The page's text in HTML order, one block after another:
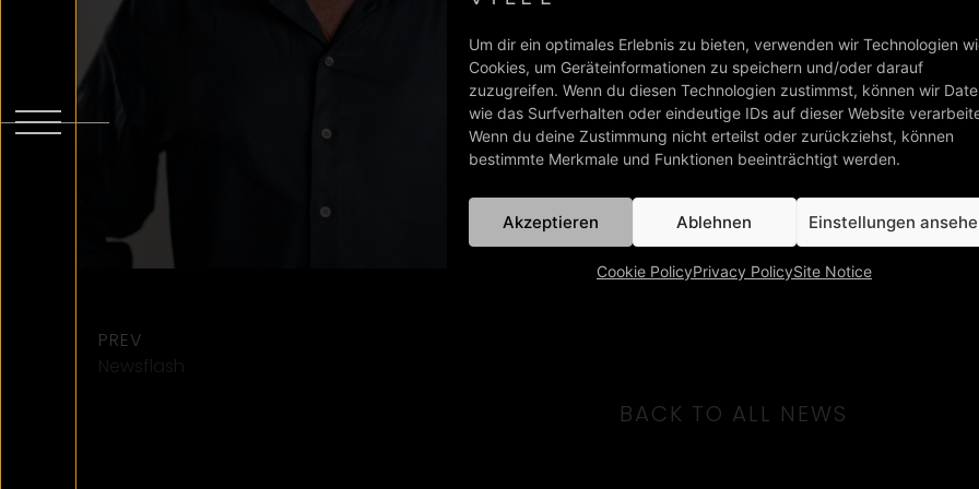
Um dir ein optimales Erlebnis zu bieten, verwenden wir Technologien
Cookies, um Geräteinformationen zu speichern und/oder darauf
zuzugreifen. Wenn du diesen Technologien zustimmst, können wir
wie das Surfverhalten oder eindeutige IDs auf dieser Website
Wenn du deine Zustimmung nicht erteilst oder zurückziehst, können
bestimmte Merkmale und Funktionen beeinträchtigt werden.
Akzeptieren Ablehnen Einstellungen
Cookie PolicyPrivacy PolicySite Notice
PREV
Newsflash
BACK TO ALL NEWS